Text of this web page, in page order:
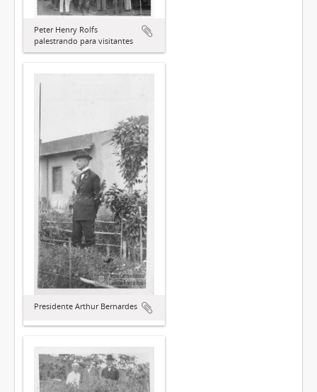
Peter Henry Rolfs
palestrando para visitantes
Presidente Arthur Bernardes